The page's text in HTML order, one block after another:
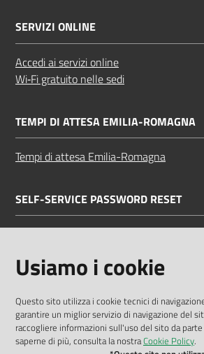
SERVIZI ONLINE
Accedi ai servizi online
Wi‑Fi gratuito nelle sedi
TEMPI DI ATTESA EMILIA-ROMAGNA
Tempi di attesa Emilia-Romagna
SELF-SERVICE PASSWORD RESET
Dichiarazione di accessibilità
Privacy policy
Usiamo i cookie
Questo sito utilizza i cookie tecnici di
garantire un miglior servizio di navigazione del
raccogliere informazioni sull'uso del sito da
saperne di più, consulta la nostraCookie Policy.